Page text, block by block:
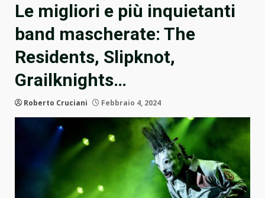
Le migliori e più inquietanti
band mascherate: The
Residents, Slipknot,
Grailknights…
Roberto Cruciani Febbraio 4, 2024